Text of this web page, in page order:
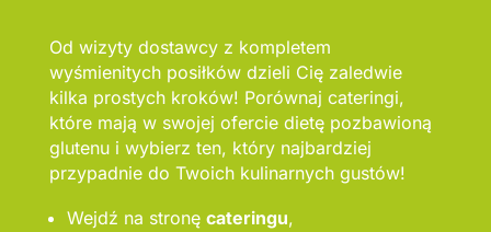
Od wizyty dostawcy z kompletem
wyśmienitych posiłków dzieli Cię zaledwie
kilka prostych kroków! Porównaj cateringi,
które mają w swojej ofercie dietę pozbawioną
glutenu i wybierz ten, który najbardziej
przypadnie do Twoich kulinarnych gustów!
Wejdź na stronę cateringu,